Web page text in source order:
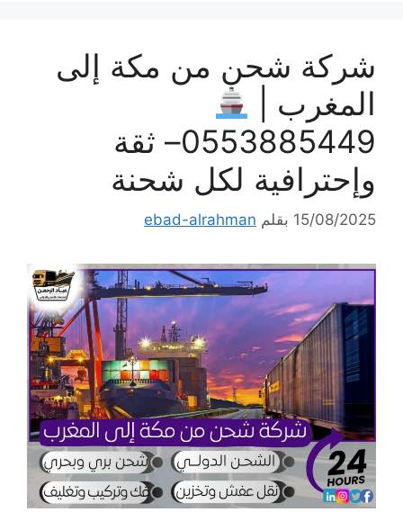
شركة شحن من مكة إلى
المغرب |
0553885449– ثقة
وإحترافية لكل شحنة
15/08/2025 بقلم ebad-alrahman